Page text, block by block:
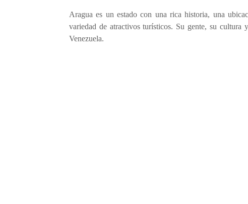
Aragua es un estado con una rica historia, una
variedad de atractivos turísticos. Su gente, su cultura
Venezuela.